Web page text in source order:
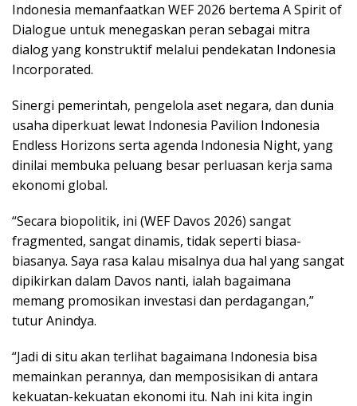
Indonesia memanfaatkan WEF 2026 bertema A Spirit of
Dialogue untuk menegaskan peran sebagai mitra
dialog yang konstruktif melalui pendekatan Indonesia
Incorporated.
Sinergi pemerintah, pengelola aset negara, dan dunia
usaha diperkuat lewat Indonesia Pavilion Indonesia
Endless Horizons serta agenda Indonesia Night, yang
dinilai membuka peluang besar perluasan kerja sama
ekonomi global.
“Secara biopolitik, ini (WEF Davos 2026) sangat
fragmented, sangat dinamis, tidak seperti biasa-
biasanya. Saya rasa kalau misalnya dua hal yang sangat
dipikirkan dalam Davos nanti, ialah bagaimana
memang promosikan investasi dan perdagangan,”
tutur Anindya.
“Jadi di situ akan terlihat bagaimana Indonesia bisa
memainkan perannya, dan memposisikan di antara
kekuatan-kekuatan ekonomi itu. Nah ini kita ingin